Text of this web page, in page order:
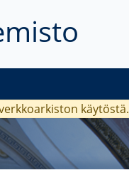
käytöstä.